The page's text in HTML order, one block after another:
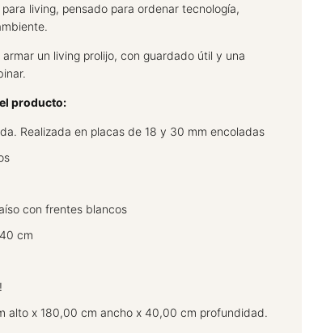
living, pensado para ordenar tecnología,
un living prolijo, con guardado útil y una
producto:
Realizada en placas de 18 y 30 mm encoladas
con frentes blancos
cm
alto x 180,00 cm ancho x 40,00 cm profundidad.